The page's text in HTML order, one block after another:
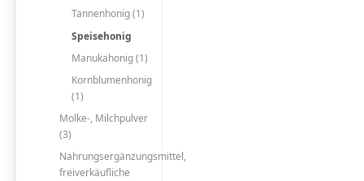
Tannenhonig (1)
Speisehonig
Manukahonig (1)
Kornblumenhonig
(1)
Molke-, Milchpulver
(3)
Nahrungsergänzungsmittel,
freiverkäufliche